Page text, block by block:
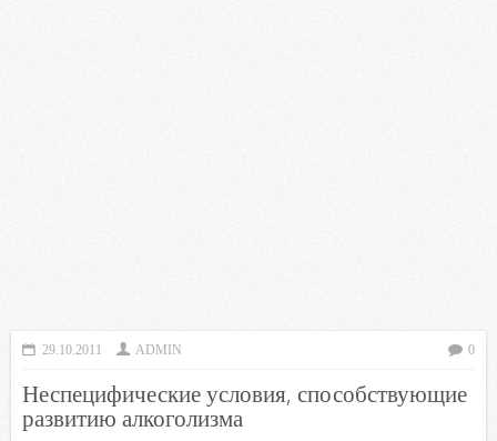
29.10.2011 ADMIN 0
Неспецифические условия, способствующие
развитию алкоголизма